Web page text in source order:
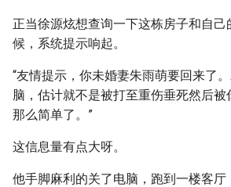
正当徐源炫想查询一下这栋房子和自
候，系统提示响起。
“友情提示，你未婚妻朱雨萌要回来了
脑，估计就不是被打至重伤垂死然后被
那么简单了。”
这信息量有点大呀。
他手脚麻利的关了电脑，跑到一楼客